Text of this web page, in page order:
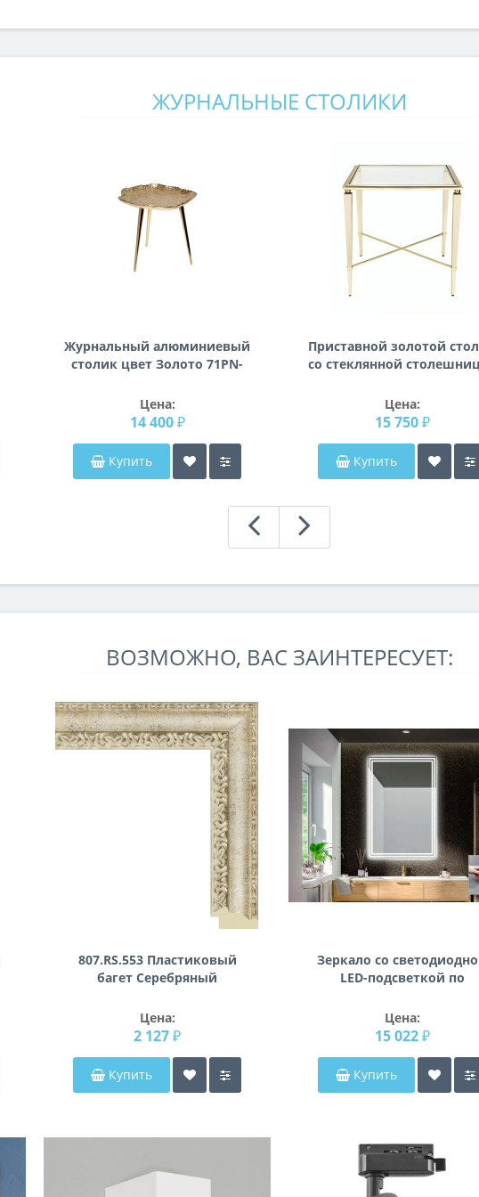
ЖУРНАЛЬНЫЕ СТОЛИКИ
Журнальный алюминиевый
столик цвет Золото 71PN-
Цена:
14 400 ₽
Купить
Приставной золотой
со стеклянной
Цена:
15 750 ₽
Купить
ВОЗМОЖНО, ВАС ЗАИНТЕРЕСУЕТ:
807.RS.553 Пластиковый
багет Серебряный
Цена:
2 127 ₽
Купить
Зеркало со
LED-подсветкой по
Цена:
15 022 ₽
Купить